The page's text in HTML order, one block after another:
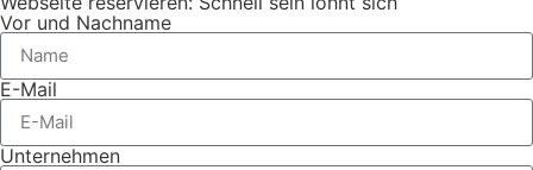
Vor und Nachname
E-Mail
Unternehmen